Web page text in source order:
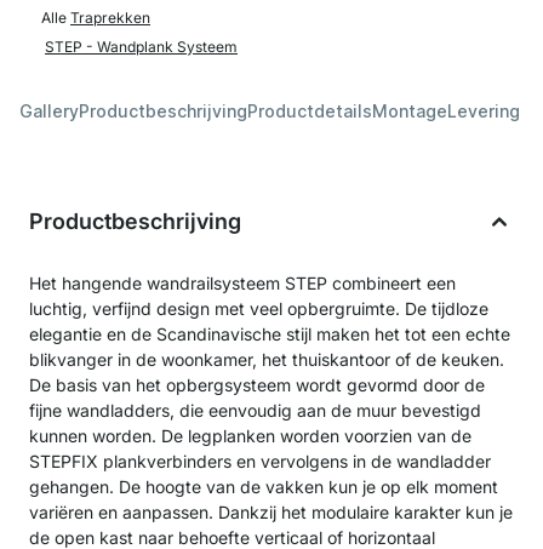
Alle Traprekken
STEP - Wandplank Systeem
GalleryProductbeschrijvingProductdetailsMontageLevering
Productbeschrijving
Het hangende wandrailsysteem STEP combineert een
luchtig, verfijnd design met veel opbergruimte. De tijdloze
elegantie en de Scandinavische stijl maken het tot een echte
blikvanger in de woonkamer, het thuiskantoor of de keuken.
De basis van het opbergsysteem wordt gevormd door de
fijne wandladders, die eenvoudig aan de muur bevestigd
kunnen worden. De legplanken worden voorzien van de
STEPFIX plankverbinders en vervolgens in de wandladder
gehangen. De hoogte van de vakken kun je op elk moment
variëren en aanpassen. Dankzij het modulaire karakter kun je
de open kast naar behoefte verticaal of horizontaal